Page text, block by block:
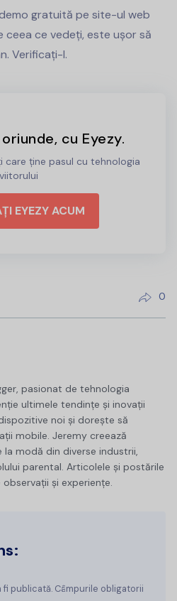
gratuită pe site-ul web
ceea ce vedeți, este ușor să
Verificați-l.
cu Eyezy.
care ține pasul cu tehnologia
viitorului
EYEZY ACUM
0
pasionat de tehnologia
ultimele tendințe și inovații
noi și dorește să
mobile. Jeremy creează
modă din diverse industrii,
parental. Articolele și postările
și experiențe.
publicată. Câmpurile obligatorii